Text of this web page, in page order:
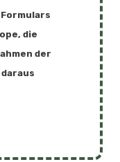
die
der